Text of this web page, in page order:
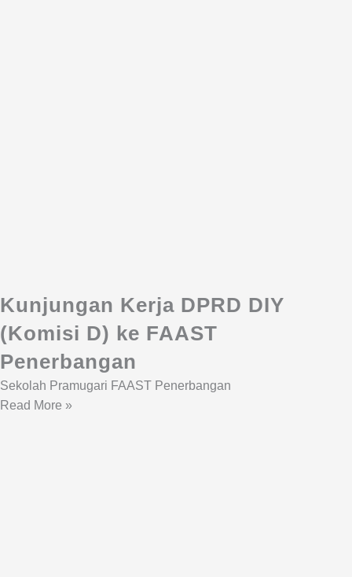
Kunjungan Kerja DPRD DIY
(Komisi D) ke FAAST
Penerbangan
Sekolah Pramugari FAAST Penerbangan
Read More »